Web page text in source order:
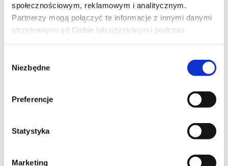
społecznościowym, reklamowym i analitycznym.
Partnerzy mogą połączyć te informacje z innymi danymi
otrzymanymi od Ciebie lub uzyskanymi podczas
zgody
Niezbędne
Preferencje
Statystyka
Marketing
*******
potwierdzony komunikatem wysyłanym na adres e-mail, podany
podczas zakupu.